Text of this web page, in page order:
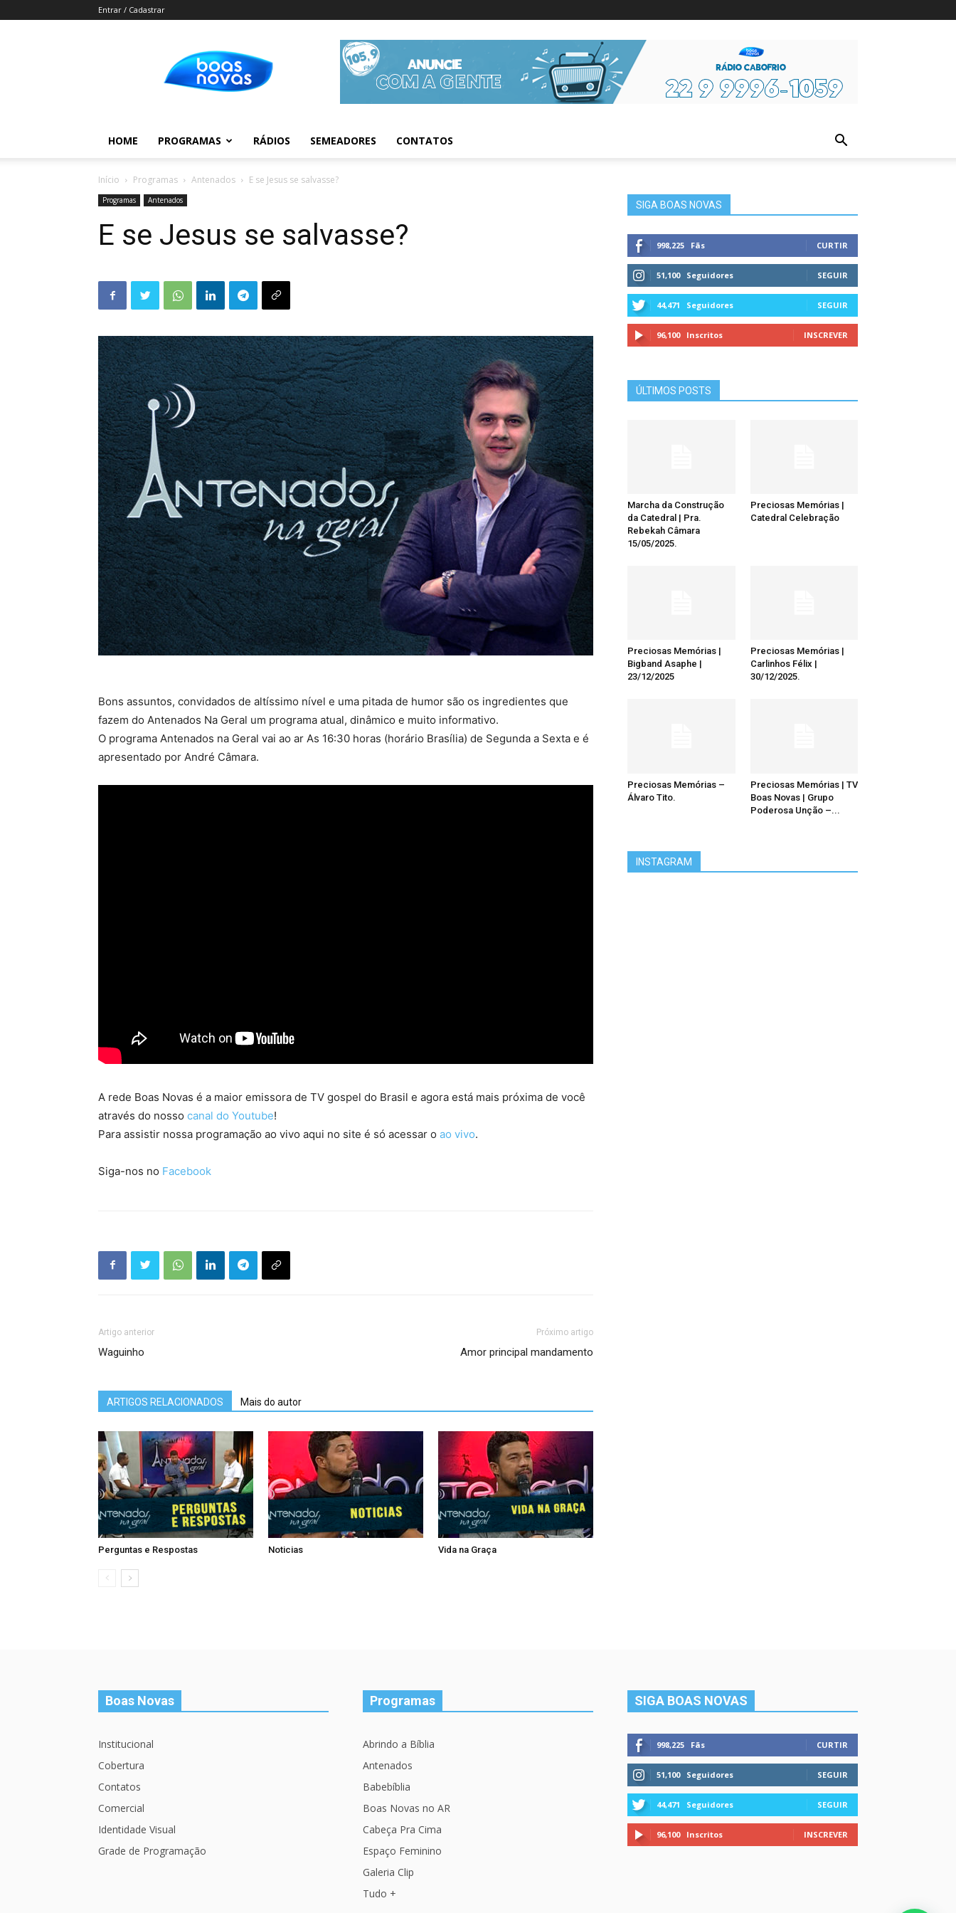
Entrar / Cadastrar
Novas
Informações da Figura
HOME PROGRAMAS RÁDIOS SEMEADORES CONTATOS
Início Programas Antenados E se Jesus se salvasse?
Programas Antenados
E se Jesus se salvasse?
Bons assuntos, convidados de altíssimo nível e uma pitada de humor são os ingredientes que
fazem do Antenados Na Geral um programa atual, dinâmico e muito informativo.
O programa Antenados na Geral vai ao ar As 16:30 horas (horário Brasília) de Segunda a Sexta e é
apresentado por André Câmara.
A rede Boas Novas é a maior emissora de TV gospel do Brasil e agora está mais próxima de você
através do nosso canal do Youtube!
Para assistir nossa programação ao vivo aqui no site é só acessar o ao vivo.
Siga-nos no Facebook
Artigo anterior
Waguinho
Próximo artigo
Amor principal mandamento
ARTIGOS RELACIONADOS Mais do autor
Perguntas e Respostas Noticias Vida na Graça
SIGA BOAS NOVAS
998,225 Fãs CURTIR
51,100 Seguidores SEGUIR
44,471 Seguidores SEGUIR
96,100 Inscritos INSCREVER
ÚLTIMOS POSTS
Marcha da Construção
da Catedral | Pra.
Rebekah Câmara
15/05/2025.
Preciosas Memórias |
Catedral Celebração
Preciosas Memórias |
Bigband Asaphe |
23/12/2025
Preciosas Memórias |
Carlinhos Félix |
30/12/2025.
Preciosas Memórias –
Álvaro Tito.
Preciosas Memórias | TV
Boas Novas | Grupo
Poderosa Unção –...
INSTAGRAM
Boas Novas
Institucional
Cobertura
Contatos
Comercial
Identidade Visual
Grade de Programação
Programas
Abrindo a Bíblia
Antenados
Babebíblia
Boas Novas no AR
Cabeça Pra Cima
Espaço Feminino
Galeria Clip
Tudo +
SIGA BOAS NOVAS
998,225 Fãs CURTIR
51,100 Seguidores SEGUIR
44,471 Seguidores SEGUIR
96,100 Inscritos INSCREVER